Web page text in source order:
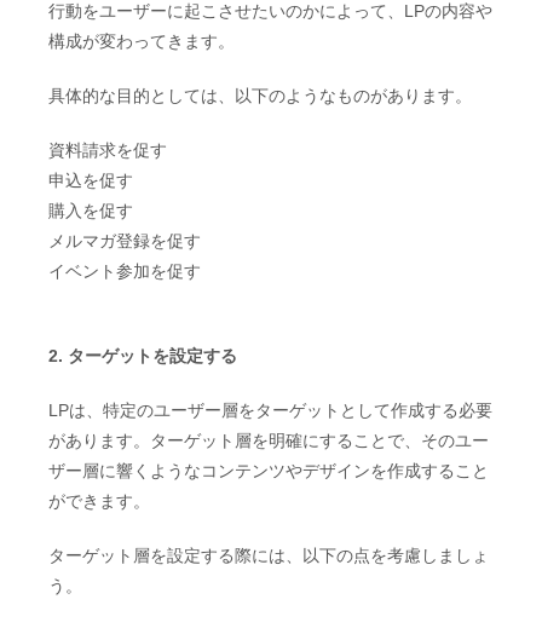
行動をユーザーに起こさせたいのかによって、LPの内容や
構成が変わってきます。
具体的な目的としては、以下のようなものがあります。
資料請求を促す
申込を促す
購入を促す
メルマガ登録を促す
イベント参加を促す
2. ターゲットを設定する
LPは、特定のユーザー層をターゲットとして作成する必要
があります。ターゲット層を明確にすることで、そのユー
ザー層に響くようなコンテンツやデザインを作成すること
ができます。
ターゲット層を設定する際には、以下の点を考慮しましょ
う。